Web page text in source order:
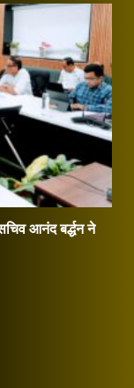
आनंद बर्द्धन ने